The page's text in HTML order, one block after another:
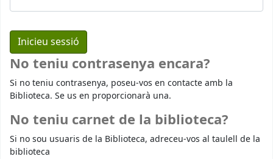
No teniu contrasenya encara?
Si no teniu contrasenya, poseu-vos en contacte amb la
Biblioteca. Se us en proporcionarà una.
No teniu carnet de la biblioteca?
Si no sou usuaris de la Biblioteca, adreceu-vos al taulell de la
biblioteca